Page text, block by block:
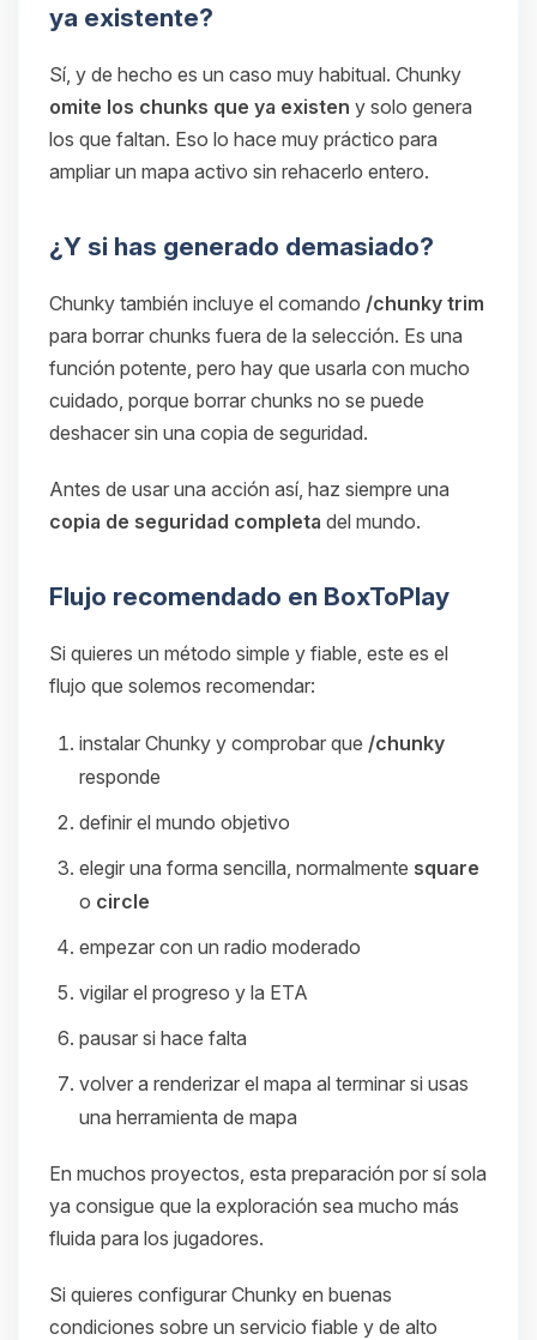
ya existente?
Sí, y de hecho es un caso muy habitual. Chunky
omite los chunks que ya existen y solo genera
los que faltan. Eso lo hace muy práctico para
ampliar un mapa activo sin rehacerlo entero.
¿Y si has generado demasiado?
Chunky también incluye el comando /chunky trim
para borrar chunks fuera de la selección. Es una
función potente, pero hay que usarla con mucho
cuidado, porque borrar chunks no se puede
deshacer sin una copia de seguridad.
Antes de usar una acción así, haz siempre una
copia de seguridad completa del mundo.
Flujo recomendado en BoxToPlay
Si quieres un método simple y fiable, este es el
flujo que solemos recomendar:
instalar Chunky y comprobar que /chunky
responde
definir el mundo objetivo
elegir una forma sencilla, normalmente square
o circle
empezar con un radio moderado
vigilar el progreso y la ETA
pausar si hace falta
volver a renderizar el mapa al terminar si usas
una herramienta de mapa
En muchos proyectos, esta preparación por sí sola
ya consigue que la exploración sea mucho más
fluida para los jugadores.
Si quieres configurar Chunky en buenas
condiciones sobre un servicio fiable y de alto